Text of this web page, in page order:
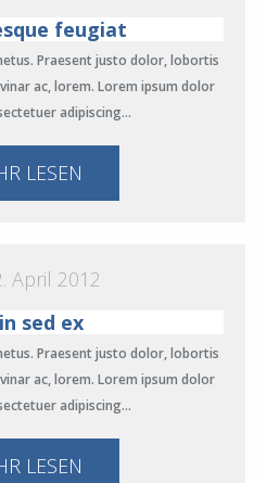
feugiat
Praesent justo dolor, lobortis
ac, lorem. Lorem ipsum dolor
adipiscing…
LESEN
April 2012
sed ex
Praesent justo dolor, lobortis
ac, lorem. Lorem ipsum dolor
adipiscing…
LESEN